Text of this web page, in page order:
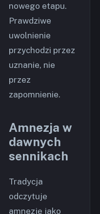
nowego etapu.
Prawdziwe
uwolnienie
przychodzi przez
uznanie, nie
przez
zapomnienie.
Amnezja w
dawnych
sennikach
Tradycja
odczytuje
amnezję jako